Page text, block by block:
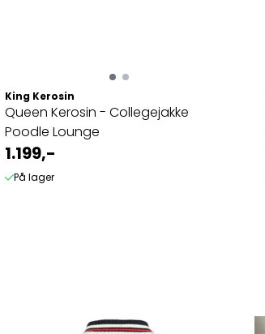
King Kerosin
Queen Kerosin - Collegejakke
Poodle Lounge
1.199,-
På lager